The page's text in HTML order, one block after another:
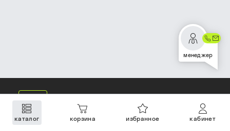
каталог корзина избранное кабинет
менеджер